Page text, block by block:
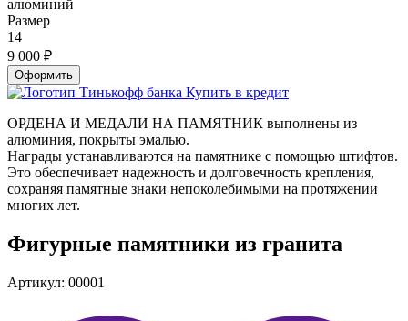
алюминий
Размер
14
9 000 ₽
Оформить
Купить в кредит
ОРДЕНА И МЕДАЛИ НА ПАМЯТНИК выполнены из
алюминия, покрыты эмалью.
Награды устанавливаются на памятнике с помощью штифтов.
Это обеспечивает надежность и долговечность крепления,
сохраняя памятные знаки непоколебимыми на протяжении
многих лет.
Фигурные памятники из гранита
Артикул: 00001